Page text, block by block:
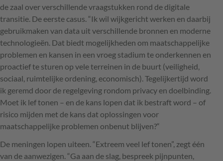
de zaal over verschillende vraagstukken rond de digitale
transitie. De eerste casus. “Ik wil wijkgericht werken en daarbij
gebruikmaken van data uit verschillende bronnen en moderne
technologieën. Dat biedt mogelijkheden om maatschappelijke
problemen en kansen in een vroeg stadium te onderkennen en
proactief te sturen op vele terreinen in de buurt (veiligheid,
sociaal, ruimtelijke ordening, economisch). Tegelijkertijd word
ik geremd door de regelgeving rondom privacy en doelbinding.
Moet ik lef tonen – en de kans lopen dat ik bestraft word – of
risico mijden met de kans dat oplossingen voor
maatschappelijke problemen onbenut blijven?“
De meningen lopen uiteen. “Extreem veel lef tonen”, zegt één
van de aanwezigen. “Ga aan de slag, bespreek pijnpunten,